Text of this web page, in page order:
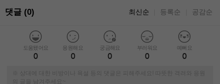
댓글 (0) 최신순 등록순 공감순
도움됐어요
0
응원해요
0
궁금해요
0
부러워요
0
예뻐요
0
※ 상대에 대한 비방이나 욕설 등의 댓글은 피해주세요! 따뜻한 격려와 응원
의 글을 남겨주세요~